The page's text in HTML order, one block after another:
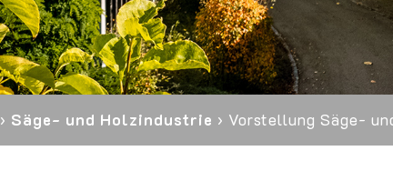
› Säge- und Holzindustrie › Vorstellung Säge-